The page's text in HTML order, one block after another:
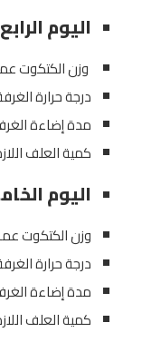
اليوم
وزن الكتكوت عمر
درجة حرارة الغرفة 32 درجة
مدة إضاءة الغرفة
كمية العلف اللازمة
اليوم
وزن الكتكوت عمر
درجة حرارة الغرفة 32 درجة
مدة إضاءة الغرفة
كمية العلف اللازمة